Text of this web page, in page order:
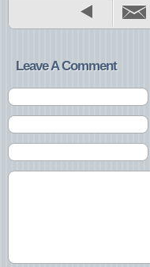
Leave A Comment